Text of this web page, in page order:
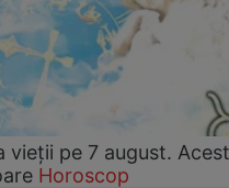
vieții pe 7 august. Acest
Horoscop